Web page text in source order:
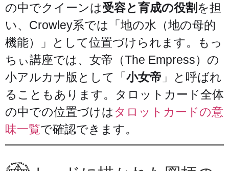
の中でクイーンは受容と育成の役割 を担
い、Crowley系では「地の水（地の母的
機能）」として位置づけられます。もっ
ちぃ講座では、女帝（The Empress）の
小アルカナ版として「小女帝 」と呼ばれ
ることもあります。タロットカード全体
の中での位置づけは タロットカードの意
味一覧で確認できます。